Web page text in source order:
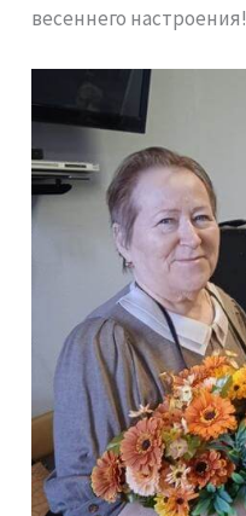
весеннего настроения!